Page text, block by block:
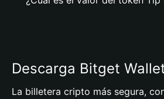
Descarga Bitget
La billetera cripto más segura,